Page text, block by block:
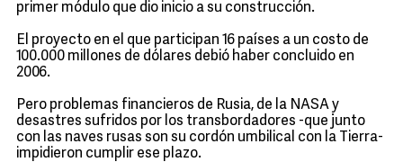
primer módulo que dio inicio a su construcción.
El proyecto en el que participan 16 países a un costo de
100.000 millones de dólares debió haber concluido en
2006.
Pero problemas financieros de Rusia, de la NASA y
desastres sufridos por los transbordadores -que junto
con las naves rusas son su cordón umbilical con la Tierra-
impidieron cumplir ese plazo.